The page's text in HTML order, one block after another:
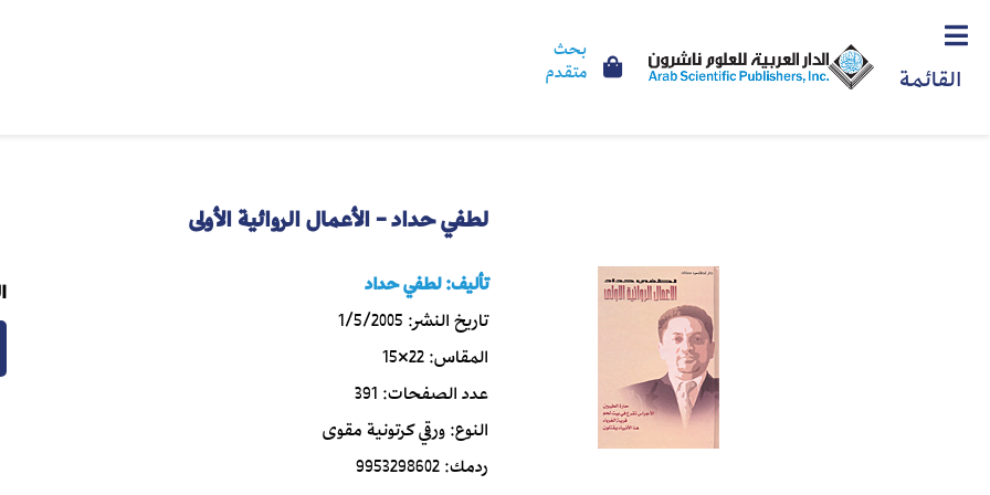
القائمة
بحث
متقدم
لطفي حداد - الأعمال الروائية الأولى
تأليف:لطفي حداد
تاريخ النشر:1/5/2005
المقاس:22×15
عدد الصفحات:391
النوع:ورقي كرتونية مقوى
ردمك:9953298602